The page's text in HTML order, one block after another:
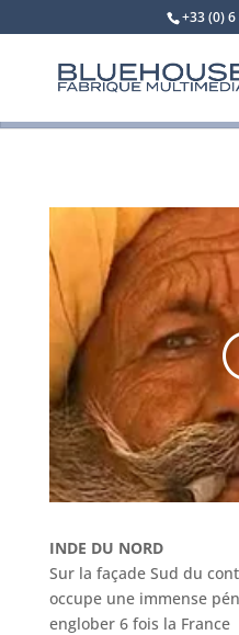
+33 (0)
INDE DU NORD
Sur la façade Sud du
occupe une immense
englober 6 fois la France